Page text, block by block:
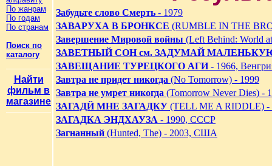
По жанрам
По годам
По странам
Поиск по
каталогу
Найти
фильм в
магазине
Забудьте слово Смерть - 1979
ЗАВАРУХА В БРОНКСЕ (RUMBLE IN THE
Завершение Мировой войны (Left Behind: World
ЗАВЕТНЫЙ СОН см. ЗАДУМАЙ
ЗАВЕЩАНИЕ ТУРЕЦКОГО АГИ- 1966,
Завтра не придет никогда (No Tomorrow) - 1999
Завтра не умрет никогда (Tomorrow Never Dies)
ЗАГАДЙ МНЕ ЗАГАДКУ (TELL ME A RIDDLE)
ЗАГАДКА ЭНДХАУЗА - 1990, СССР
Загнанный (Hunted, The) - 2003, США